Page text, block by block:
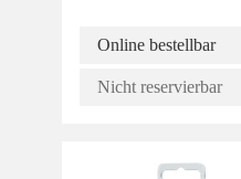
Online bestellbar
Nicht reservierbar